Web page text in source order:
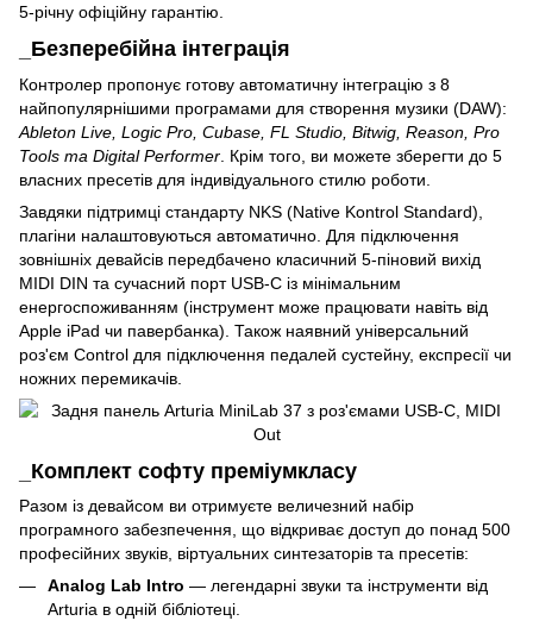
5-річну офіційну гарантію.
_Безперебійна інтеграція
Контролер пропонує готову автоматичну інтеграцію з 8
найпопулярнішими програмами для створення музики (DAW):
Ableton Live, Logic Pro, Cubase, FL Studio, Bitwig, Reason, Pro
Tools та Digital Performer . Крім того, ви можете зберегти до 5
власних пресетів для індивідуального стилю роботи.
Завдяки підтримці стандарту NKS (Native Kontrol Standard),
плагіни налаштовуються автоматично. Для підключення
зовнішніх девайсів передбачено класичний 5-піновий вихід
MIDI DIN та сучасний порт USB-C із мінімальним
енергоспоживанням (інструмент може працювати навіть від
Apple iPad чи павербанка). Також наявний універсальний
роз'єм Control для підключення педалей сустейну, експресії чи
ножних перемикачів.
_Комплект софту преміумкласу
Разом із девайсом ви отримуєте величезний набір
програмного забезпечення, що відкриває доступ до понад 500
професійних звуків, віртуальних синтезаторів та пресетів:
Analog Lab Intro — легендарні звуки та інструменти від
Arturia в одній бібліотеці.